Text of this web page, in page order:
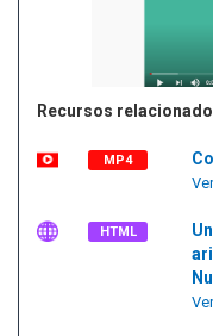
Recursos
MP4
HTML